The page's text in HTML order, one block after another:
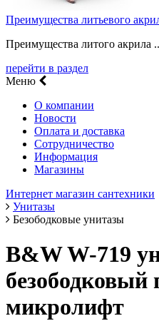
Преимущества литьевого
Преимущества литого акрила
перейти в раздел
Меню
О компании
Новости
Оплата и доставка
Сотрудничество
Информация
Магазины
Интернет магазин сантехники
Унитазы
Безободковые унитазы
B&W W-719
безободковый
микролифт